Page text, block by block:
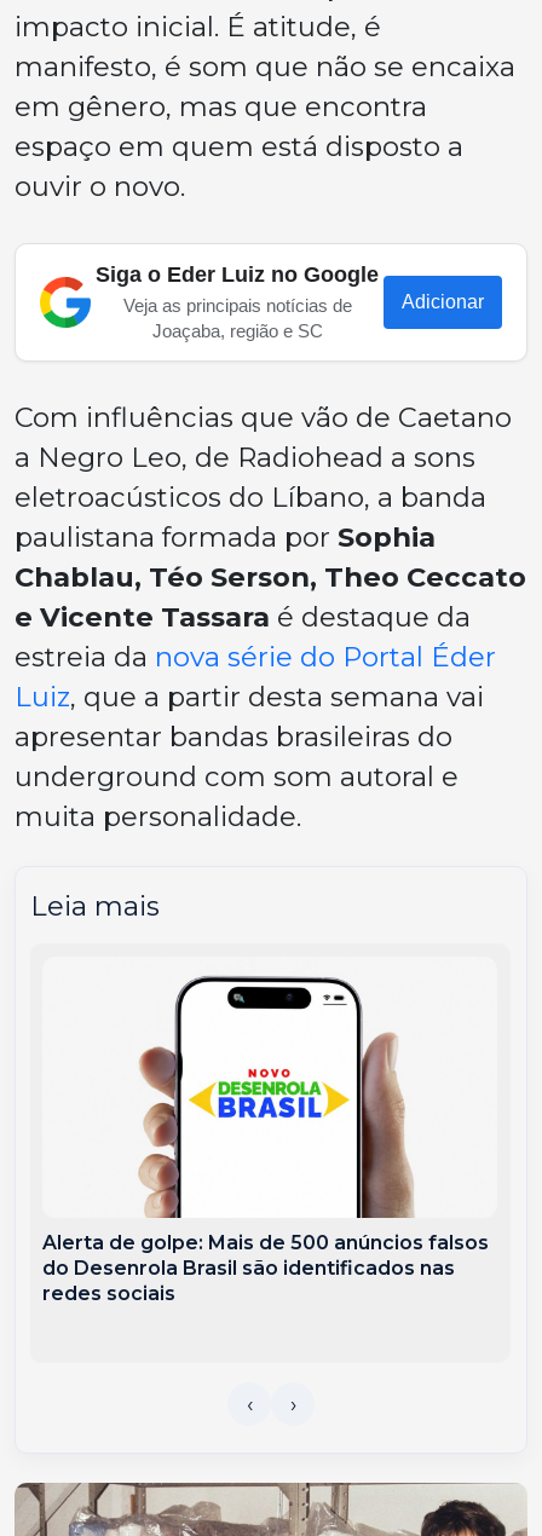
impacto inicial. É atitude, é
manifesto, é som que não se encaixa
em gênero, mas que encontra
espaço em quem está disposto a
ouvir o novo.
Siga o Eder Luiz no Google
Veja as principais notícias de
Joaçaba, região e SC
Adicionar
Com influências que vão de Caetano
a Negro Leo, de Radiohead a sons
eletroacústicos do Líbano, a banda
paulistana formada por Sophia
Chablau, Téo Serson, Theo Ceccato
e Vicente Tassara é destaque da
estreia da nova série do Portal Éder
Luiz, que a partir desta semana vai
apresentar bandas brasileiras do
underground com som autoral e
muita personalidade.
Leia mais
Alerta de golpe: Mais de 500 anúncios falsos
do Desenrola Brasil são identificados nas
redes sociais